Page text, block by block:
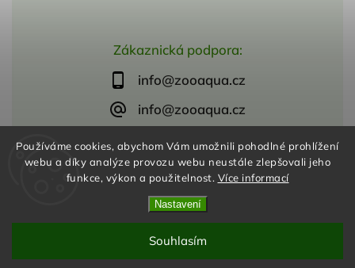
Používáme cookies, abychom Vám umožnili pohodlné prohlížení
webu a díky analýze provozu webu neustále zlepšovali jeho
funkce, výkon a použitelnost. Více informací
Nastavení
Souhlasím
Zákaznická podpora:
info@zooaqua.cz
info@zooaqua.cz
Copyright 2026ZooAqua, s.r.o. Všechna práva vyhrazena.
VytvořilShoptet| Design